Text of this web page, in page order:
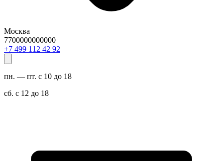
Москва
7700000000000
29 24 211 994 7+
пн. — пт. с 10 до 18
сб. с 12 до 18